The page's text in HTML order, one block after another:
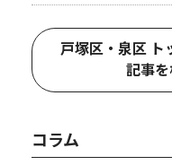
戸塚区・泉区 ト
記事を
コラム